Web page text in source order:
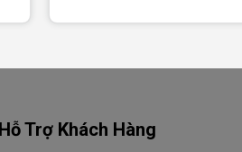
Hỗ Trợ Khách Hàng